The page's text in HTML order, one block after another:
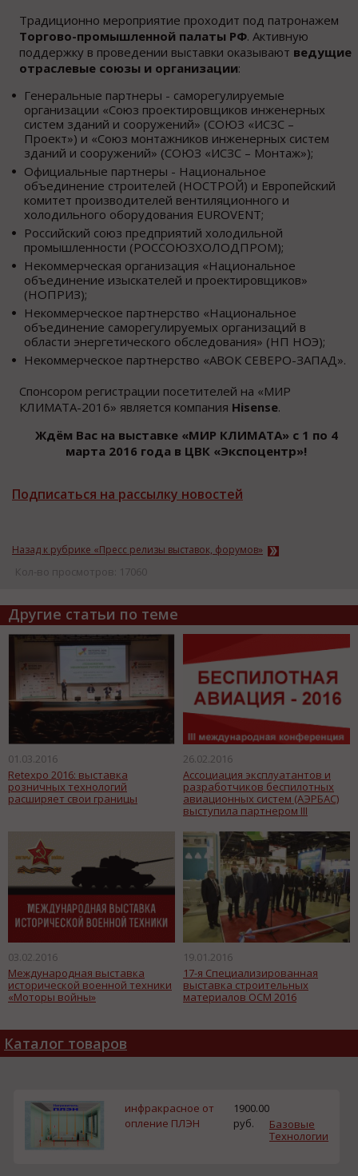
Традиционно мероприятие проходит под патронажем
Торгово-промышленной палаты РФ. Активную
поддержку в проведении выставки оказывают ведущие
отраслевые союзы и организации:
Генеральные партнеры - саморегулируемые
организации «Союз проектировщиков инженерных
систем зданий и сооружений» (СОЮЗ «ИСЗС –
Проект») и «Союз монтажников инженерных систем
зданий и сооружений» (СОЮЗ «ИСЗС – Монтаж»);
Официальные партнеры - Национальное
объединение строителей (НОСТРОЙ) и Европейский
комитет производителей вентиляционного и
холодильного оборудования EUROVENT;
Российский союз предприятий холодильной
промышленности (РОССОЮЗХОЛОДПРОМ);
Некоммерческая организация «Национальное
объединение изыскателей и проектировщиков»
(НОПРИЗ);
Некоммерческое партнерство «Национальное
объединение саморегулируемых организаций в
области энергетического обследования» (НП НОЭ);
Некоммерческое партнерство «АВОК СЕВЕРО-ЗАПАД».
Спонсором регистрации посетителей на «МИР
КЛИМАТА-2016» является компания Hisense.
Ждём Вас на выставке «МИР КЛИМАТА» с 1 по 4
марта 2016 года в ЦВК «Экспоцентр»!
Подписаться на рассылку новостей
Назад к рубрике «Пресс релизы выставок, форумов»
Кол-во просмотров: 17060
Другие статьи по теме
01.03.2016
Retexpo 2016: выставка
розничных технологий
расширяет свои границы
26.02.2016
Ассоциация эксплуатантов и
разработчиков беспилотных
авиационных систем (АЭРБАС)
выступила партнером III
«Беспилотная авиаци
03.02.2016
Международная выставка
исторической военной техники
«Моторы войны»
19.01.2016
17-я Специализированная
выставка строительных
материалов ОСМ 2016
Каталог товаров
инфракрасное от
опление ПЛЭН
1900.00
руб.
Базовые
Технологии